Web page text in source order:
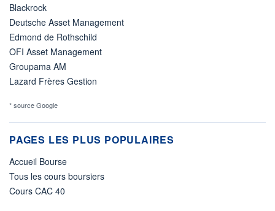
Blackrock
Deutsche Asset Management
Edmond de Rothschild
OFI Asset Management
Groupama AM
Lazard Frères Gestion
* source Google
PAGES LES PLUS POPULAIRES
Accueil Bourse
Tous les cours boursiers
Cours CAC 40